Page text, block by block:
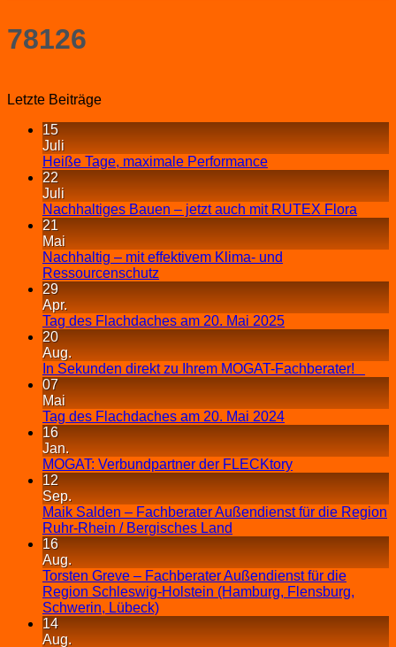
78126
Letzte Beiträge
15
Juli
Heiße Tage, maximale Performance
22
Juli
Nachhaltiges Bauen – jetzt auch mit RUTEX Flora
21
Mai
Nachhaltig – mit effektivem Klima- und
Ressourcenschutz
29
Apr.
Tag des Flachdaches am 20. Mai 2025
20
Aug.
In Sekunden direkt zu Ihrem MOGAT-Fachberater!
07
Mai
Tag des Flachdaches am 20. Mai 2024
16
Jan.
MOGAT: Verbundpartner der FLECKtory
12
Sep.
Maik Salden – Fachberater Außendienst für die Region
Ruhr-Rhein / Bergisches Land
16
Aug.
Torsten Greve – Fachberater Außendienst für die
Region Schleswig-Holstein (Hamburg, Flensburg,
Schwerin, Lübeck)
14
Aug.